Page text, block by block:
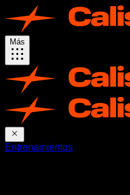
Más
Entrenamientos